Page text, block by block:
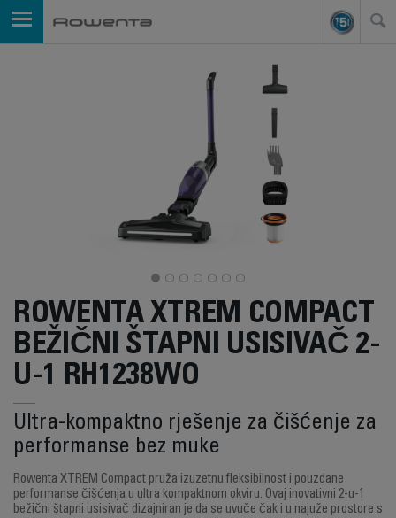
ROWENTA XTREM COMPACT
BEŽIČNI ŠTAPNI USISIVAČ 2-
U-1 RH1238WO
Ultra-kompaktno rješenje za čišćenje za
performanse bez muke
Rowenta XTREM Compact pruža izuzetnu fleksibilnost i pouzdane
performanse čišćenja u ultra kompaktnom okviru. Ovaj inovativni 2-u-1
bežični štapni usisivač dizajniran je da se uvuče čak i u najuže prostore s